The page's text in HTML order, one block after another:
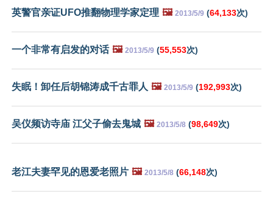
英警官亲证UFO推翻物理学家定理 🖼️ 2013/5/9 (64,133次)
一个非常有启发的对话 🖼️ 2013/5/9 (55,553次)
失眠！卸任后胡锦涛成千古罪人 🖼️ 2013/5/9 (192,993次)
吴仪频访寺庙 江父子偷去鬼城 🖼️ 2013/5/8 (98,649次)
老江夫妻罕见的恩爱老照片 🖼️ 2013/5/8 (66,148次)